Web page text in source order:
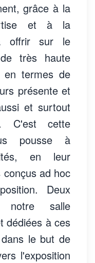
grâce à la
et à la
offrir sur le
très haute
en termes de
présente et
et surtout
C'est cette
pousse à
en leur
ad hoc
Deux
notre salle
dédiées à ces
le but de
l'exposition